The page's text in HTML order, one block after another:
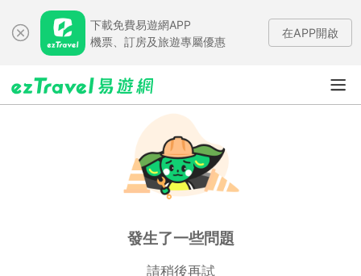
下載免費易遊網APP
機票、訂房及旅遊專屬優惠
在APP開啟
發生了一些問題
請稍後再試